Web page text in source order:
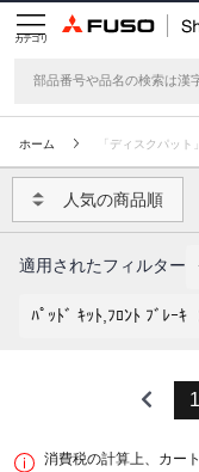
カテゴリ
ホーム 「ディスクパッ
人気の商品順
適用されたフィルター
ﾊﾟｯﾄﾞ ｷｯﾄ,ﾌﾛﾝﾄ ﾌﾞﾚｰｷ
1
消費税の計算上、カー